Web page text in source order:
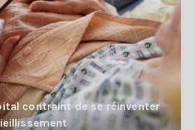
contraint de se réinventer